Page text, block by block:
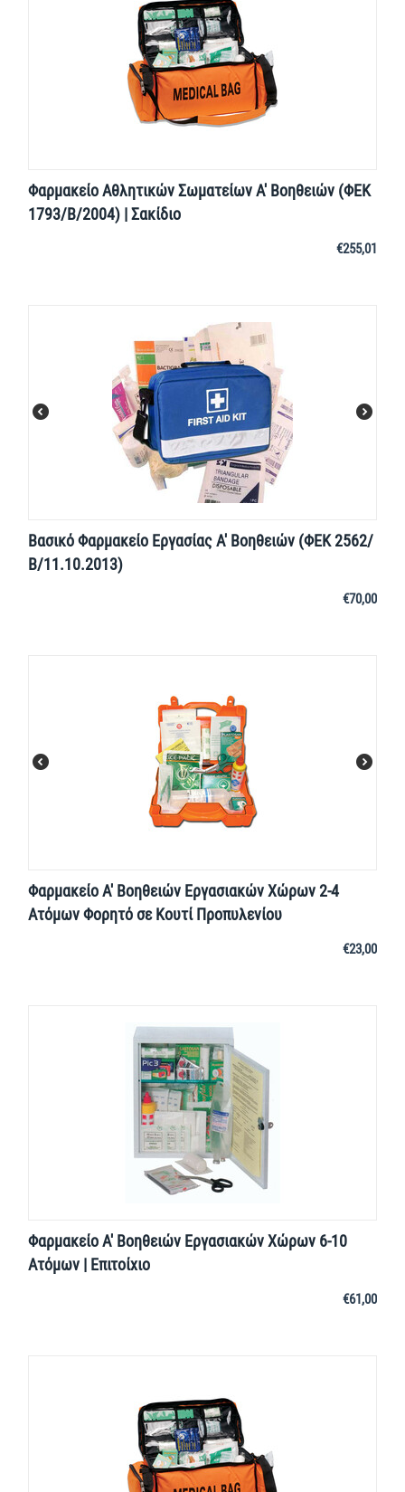
Φαρμακείο Αθλητικών Σωματείων Α' Βοηθειών (ΦΕΚ
1793/Β/2004) | Σακίδιο
€255,01
Βασικό Φαρμακείο Εργασίας Α' Βοηθειών (ΦΕΚ 2562/
Β/11.10.2013)
€70,00
Φαρμακείο Α' Βοηθειών Εργασιακών Χώρων 2-4
Ατόμων Φορητό σε Κουτί Προπυλενίου
€23,00
Φαρμακείο Α' Βοηθειών Εργασιακών Χώρων 6-10
Ατόμων | Επιτοίχιο
€61,00